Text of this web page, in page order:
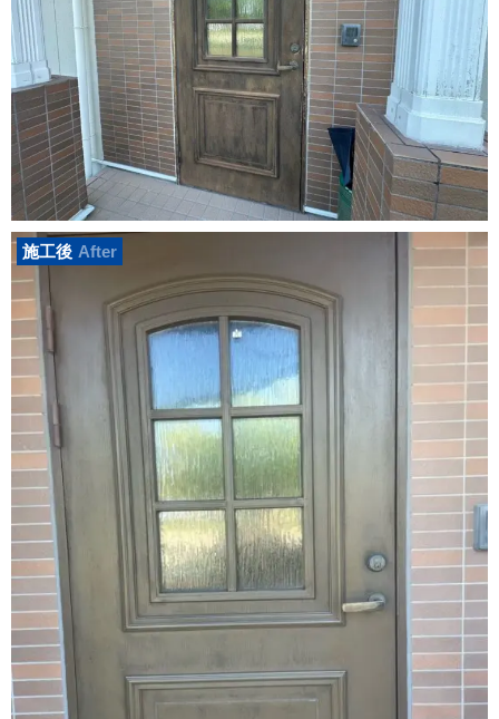
施工後 After